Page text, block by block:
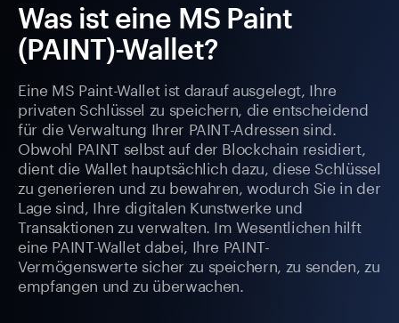
Was ist eine MS Paint
(PAINT)-Wallet?
Eine MS Paint-Wallet ist darauf ausgelegt, Ihre
privaten Schlüssel zu speichern, die entscheidend
für die Verwaltung Ihrer PAINT-Adressen sind.
Obwohl PAINT selbst auf der Blockchain residiert,
dient die Wallet hauptsächlich dazu, diese Schlüssel
zu generieren und zu bewahren, wodurch Sie in der
Lage sind, Ihre digitalen Kunstwerke und
Transaktionen zu verwalten. Im Wesentlichen hilft
eine PAINT-Wallet dabei, Ihre PAINT-
Vermögenswerte sicher zu speichern, zu senden, zu
empfangen und zu überwachen.